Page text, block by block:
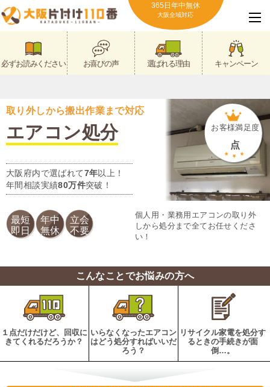
365日年中無休
大阪全域対応
必ずお読みください お喜びの声 選ばれる理由 キャンペーン
取り外しから搬出作業まで対応
エアコン処分
大阪府内で選ばれて7年以上！
年間相談実績80万件突破！
お客様満足度
点
最短
即日
年中
無休
立会
不要
個人用・業務用エアコンの取り外
しから処分まで全てお任せくださ
い！
こんなことでお悩みの方へ
１点だけだけど、回収に
きてくれるだろうか？
いらなくなったエアコン
はどう処分すればいいだ
ろう？
リサイクル家電を処分す
るときの手続きが面
倒…。